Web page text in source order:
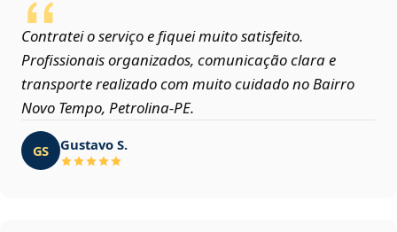
Contratei o serviço e fiquei muito satisfeito.
Profissionais organizados, comunicação clara e
transporte realizado com muito cuidado no Bairro
Novo Tempo, Petrolina‑PE.
GS Gustavo S.